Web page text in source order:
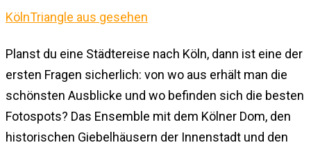
Planst du eine Städtereise nach Köln, dann ist eine der
ersten Fragen sicherlich: von wo aus erhält man die
schönsten Ausblicke und wo befinden sich die besten
Fotospots? Das Ensemble mit dem Kölner Dom, den
historischen Giebelhäusern der Innenstadt und den